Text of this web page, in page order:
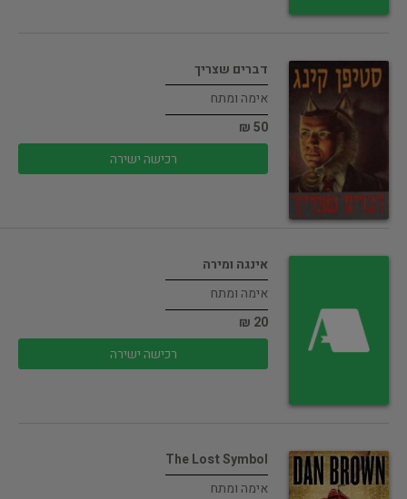
דברים שצריך
אימה ומתח
50 ₪
רכישה ישירה
אינגה ומירה
אימה ומתח
20 ₪
רכישה ישירה
The Lost Symbol
אימה ומתח